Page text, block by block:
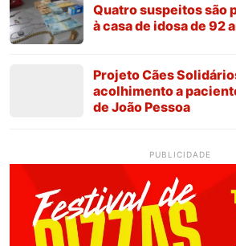
Quatro suspeitos são
à casa de idosa de 92
Projeto Cães
acolhimento a
de João Pessoa
PUBLICIDADE